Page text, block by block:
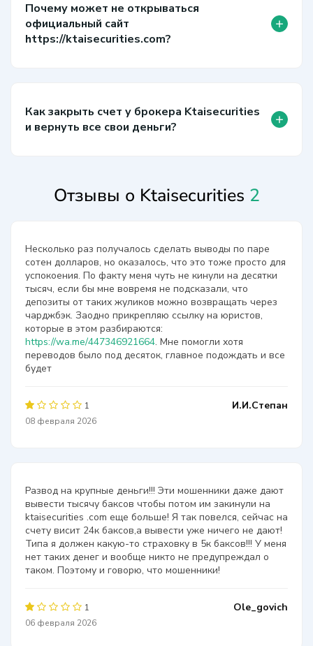
Почему может не открываться
официальный сайт
https://ktaisecurities.com?
+
Как закрыть счет у брокера Ktaisecurities
и вернуть все свои деньги?
+
Отзывы о Ktaisecurities 2
Несколько раз получалось сделать выводы по паре
сотен долларов, но оказалось, что это тоже просто для
успокоения. По факту меня чуть не кинули на десятки
тысяч, если бы мне вовремя не подсказали, что
депозиты от таких жуликов можно возвращать через
чарджбэк. Заодно прикрепляю ссылку на юристов,
которые в этом разбираются:
https://wa.me/447346921664. Мне помогли хотя
переводов было под десяток, главное подождать и все
будет
1
08 февраля 2026
И.И.Степан
Развод на крупные деньги!!! Эти мошенники даже дают
вывести тысячу баксов чтобы потом им закинули на
ktaisecurities .com еще больше! Я так повелся, сейчас на
счету висит 24к баксов,а вывести уже ничего не дают!
Типа я должен какую-то страховку в 5к баксов!!! У меня
нет таких денег и вообще никто не предупреждал о
таком. Поэтому и говорю, что мошенники!
1
06 февраля 2026
Ole_govich